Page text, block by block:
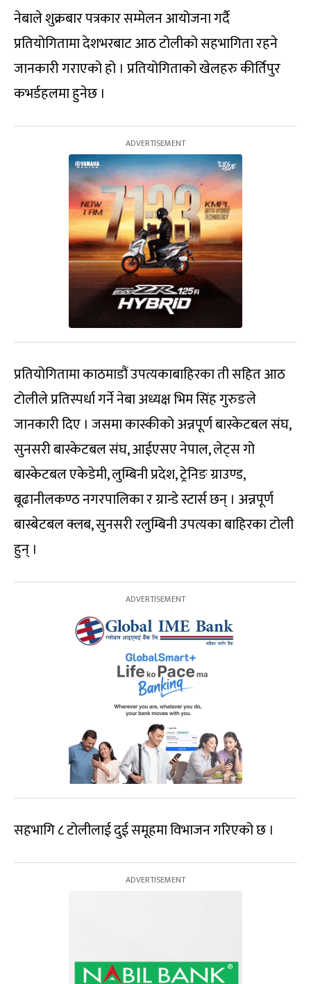
नेबाले शुक्रबार पत्रकार सम्मेलन आयोजना गर्दै
प्रतियोगितामा देशभरबाट आठ टोलीको सहभागिता रहने
जानकारी गराएको हो । प्रतियोगिताको खेलहरु कीर्तिपुर
कभर्डहलमा हुनेछ ।
प्रतियोगितामा काठमाडौं उपत्यकाबाहिरका ती सहित आठ
टोलीले प्रतिस्पर्धा गर्ने नेबा अध्यक्ष भिम सिंह गुरुङले
जानकारी दिए । जसमा कास्कीको अन्नपूर्ण बास्केटबल संघ,
सुनसरी बास्केटबल संघ, आईएसए नेपाल, लेट्स गो
बास्केटबल एकेडेमी, लुम्बिनी प्रदेश, ट्रेनिङ ग्राउण्ड,
बूढानीलकण्ठ नगरपालिका र ग्रान्डे स्टार्स छन् । अन्नपूर्ण
बास्बेटबल क्लब, सुनसरी रलुम्बिनी उपत्यका बाहिरका टोली
हुन् ।
सहभागि ८ टोलीलाई दुई समूहमा विभाजन गरिएको छ ।